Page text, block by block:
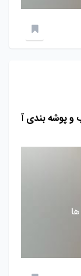
پوشه بندی آ